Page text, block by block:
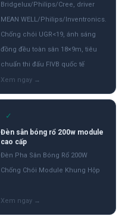
Bridgelux/Philips/Cree, driver
MEAN WELL/Philips/Inventronics.
Chống chói UGR<19, ánh sáng
đồng đều toàn sân 18×9m, tiêu
chuẩn thi đấu FIVB quốc tế
✓
Đèn sân bóng rổ 200w module
cao cấp
Đèn Pha Sân Bóng Rổ 200W
Chống Chói Module Khung Hộp